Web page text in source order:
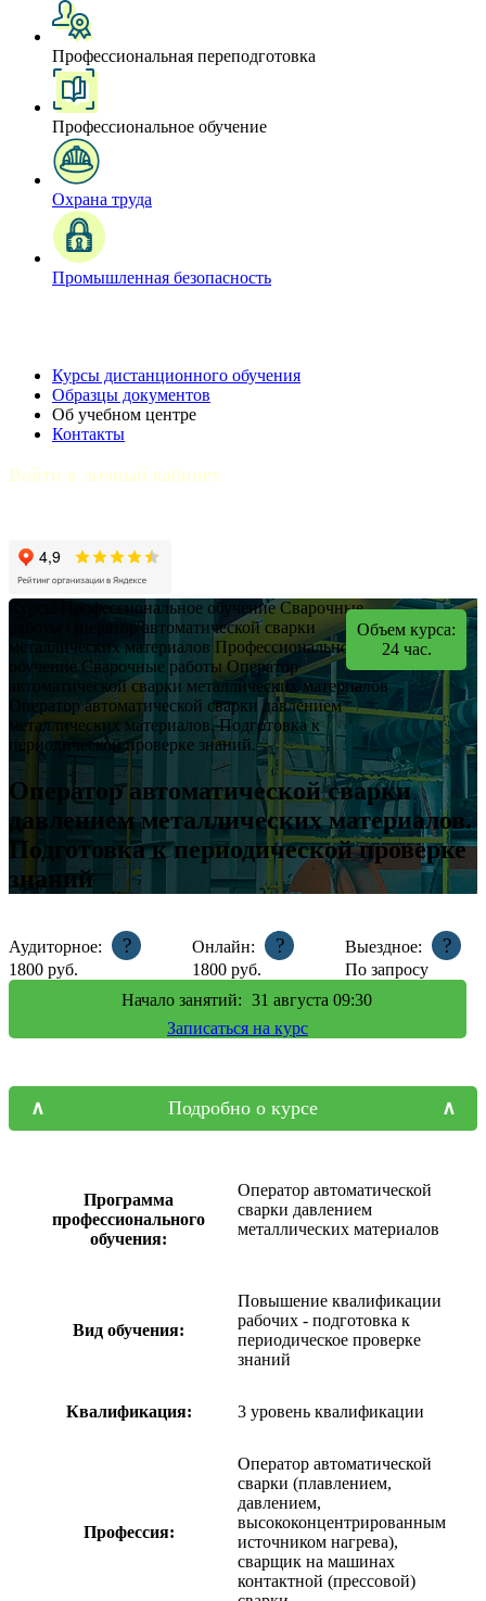
Профессиональная переподготовка
Профессиональное обучение
Охрана труда
Промышленная безопасность
Курсы дистанционного обучения
Образцы документов
Об учебном центре
Контакты
Войти в личный кабинет
Курсы Профессиональное обучениеСварочные
Оператор автоматической сварки
металлических материалов Профессиональное
обучение Сварочные работы Оператор
автоматической сварки металлических материалов
Оператор автоматической сварки давлением
металлических материалов. Подготовка к
периодической проверке знаний.
Оператор автоматической сварки
давлением металлических материалов.
Подготовка к периодической проверке
знаний
Аудиторное: ?
1800 руб.
Онлайн: ?
1800 руб.
Выездное: ?
По запросу
Начало занятий: 31 августа 09:30
Записаться на курс
Объем курса:
24 час.
Подробно о курсе
Программа
профессионального
обучения:
Оператор автоматической
сварки давлением
металлических материалов
Вид обучения:
Повышение квалификации
рабочих - подготовка к
периодическое проверке
знаний
Квалификация: 3 уровень квалификации
Профессия:
Оператор автоматической
сварки (плавлением,
давлением,
высококонцентрированным
источником нагрева),
сварщик на машинах
контактной (прессовой)